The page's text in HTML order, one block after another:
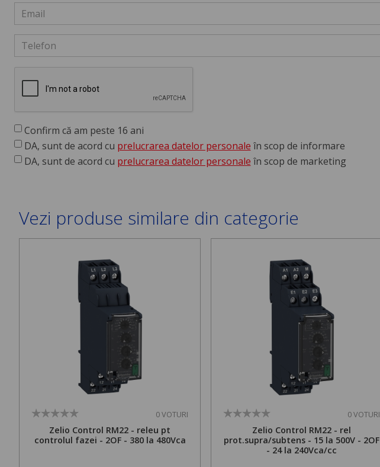
Confirm că am peste 16 ani
DA, sunt de acord cu prelucrarea datelor personale în scop de informare
DA, sunt de acord cu prelucrarea datelor personale în scop de marketing
Vezi produse similare din categorie
0 VOTURI
Zelio Control RM22 - releu pt
controlul fazei - 2OF - 380 la 480Vca
0 VOTURI
Zelio Control RM22 - rel
prot.supra/subtens - 15 la 500V - 2OF
- 24 la 240Vca/cc